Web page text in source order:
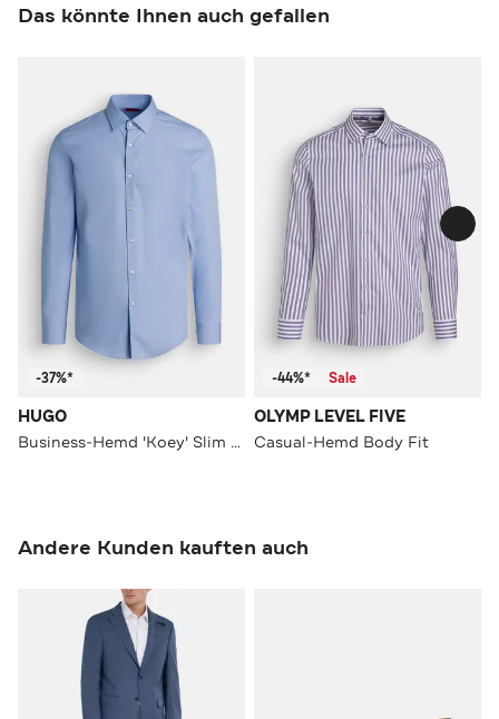
Das könnte Ihnen auch gefallen
-37%*
HUGO
Business-Hemd 'Koey' Slim Fit
-44%* Sale
OLYMP LEVEL FIVE
Casual-Hemd Body Fit
Andere Kunden kauften auch